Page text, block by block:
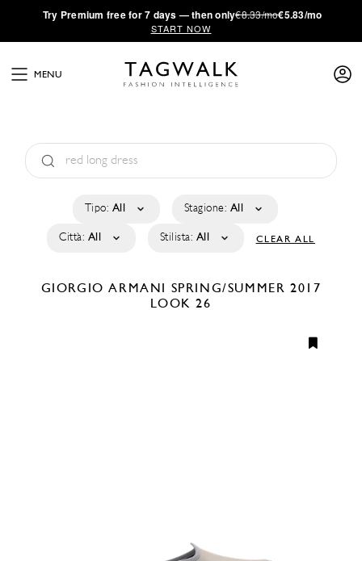
·Try Premium free for 7 days — then only€8.33/mo€5.83/mo
START NOW
MENU
Tipo: All Stagione: All
Città: All Stilista: All CLEAR ALL
GIORGIO ARMANI SPRING/SUMMER 2017
LOOK 26